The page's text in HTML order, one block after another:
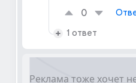
0
1 ответ